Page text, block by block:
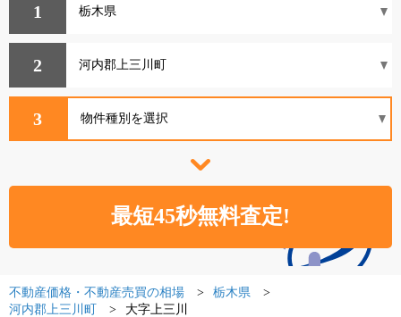
1
2
3
不動産価格・不動産売買の相場
栃木県
河内郡上三川町
大字上三川